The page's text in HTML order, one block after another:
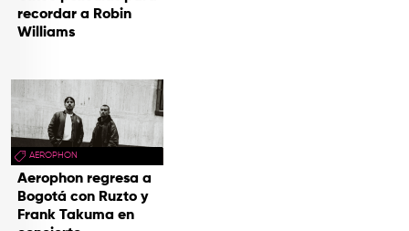
recordar a Robin
Williams
AEROPHON
Aerophon regresa a
Bogotá con Ruzto y
Frank Takuma en